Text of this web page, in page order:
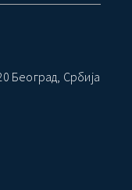
Београд, Србија